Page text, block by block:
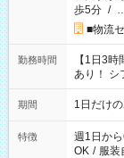
歩5分 /
■物流
勤務時間
【1日3
あり！
▼18:00～
期間 1日だけ
特徴 週1日か
OK / 服装